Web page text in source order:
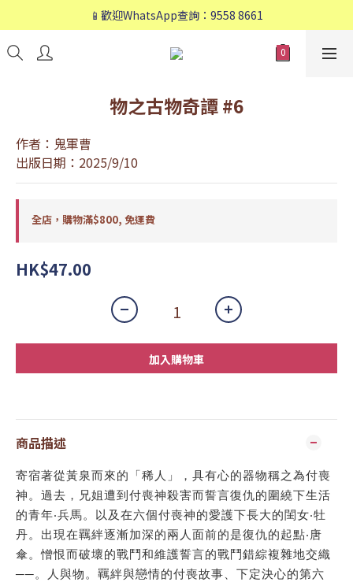
📱歡迎WhatsApp查詢：9558 8661
📱歡迎WhatsApp查詢：9558 8661
❤️會員專享：🛍購物滿💰HK$800，🚚免運費❤️
物之古物奇譚 #6
作者：鬼軍曹
出版日期：2025/9/10
全店，購物滿$800, 免運費
HK$47.00
加入購物車
商品描述
寄宿著從黃泉而來的「稀人」，具有心的器物稱之為付喪
神。過去，兄姐遭到付喪神殺害而誓言復仇的圍繞下生活
的青年‧兵馬。以及在六個付喪神的愛護下長大的閨女‧牡
丹。出現在羈絆逐漸加深的兩人面前的是復仇的起點‧唐
傘。憎恨而破壞的戰鬥和維護誓言的戰鬥錯綜複雜地交織
──。人與物。羈絆與戀情的付喪故事、下定決心的第六